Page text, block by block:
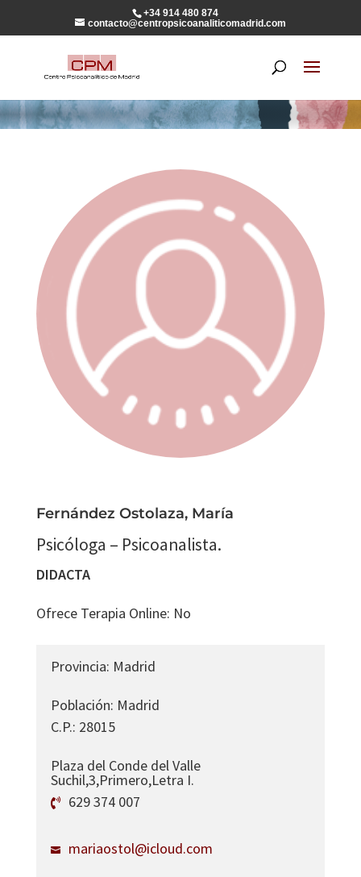
+34 914 480 874
contacto@centropsicoanaliticomadrid.com
Fernández Ostolaza, María
Psicóloga – Psicoanalista.
DIDACTA
Ofrece Terapia Online: No
Provincia: Madrid
Población: Madrid
C.P.: 28015
Plaza del Conde del Valle
Suchil,3,Primero,Letra I.
629 374 007
mariaostol@icloud.com